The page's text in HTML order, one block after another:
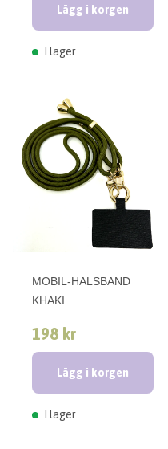
Lägg i korgen
I lager
MOBIL-HALSBAND
KHAKI
198 kr
Lägg i korgen
I lager